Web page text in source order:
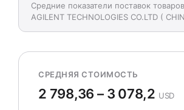
Средние показатели поставок
AGILENT TECHNOLOGIES CO.LTD (
СРЕДНЯЯ СТОИМОСТЬ
2 798,36 – 3 078,2 USD